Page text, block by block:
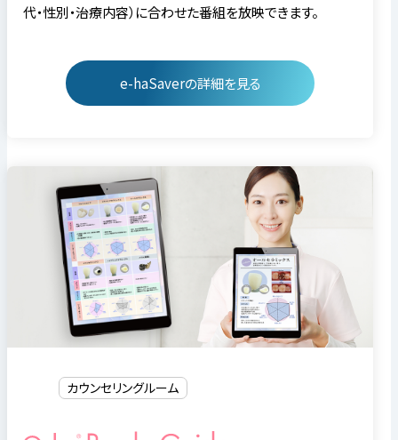
代・性別・治療内容）に合わせた番組を放映できます。
e-haSaverの詳細を見る
カウンセリングルーム